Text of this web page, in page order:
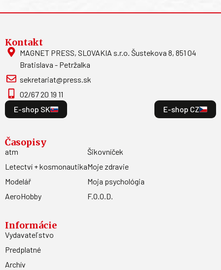
Kontakt
MAGNET PRESS, SLOVAKIA s.r.o. Šustekova 8, 851 04
Bratislava - Petržalka
sekretariat@press.sk
02/67 20 19 11
E-shop SK
E-shop CZ
Časopisy
atm
Letectví + kosmonautika
Modelář
AeroHobby
Šikovníček
Moje zdravie
Moja psychológia
F.O.O.D.
Informácie
Vydavateľstvo
Predplatné
Archív